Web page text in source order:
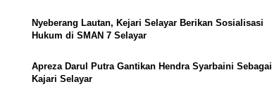
Nyeberang Lautan, Kejari Selayar Berikan Sosialisasi
Hukum di SMAN 7 Selayar
Apreza Darul Putra Gantikan Hendra Syarbaini Sebagai
Kajari Selayar